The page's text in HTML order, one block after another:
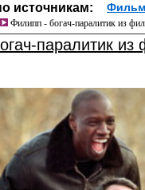
источникам:
Филипп - богач-паралитик из
паралитик